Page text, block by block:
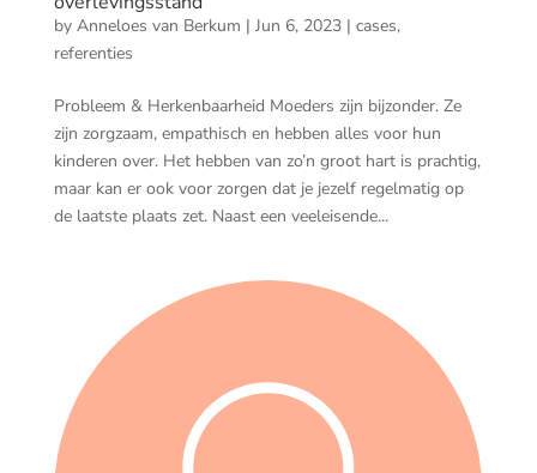
by Anneloes van Berkum | Jun 6, 2023| cases,
referenties
Probleem & Herkenbaarheid Moeders zijn bijzonder. Ze
zijn zorgzaam, empathisch en hebben alles voor hun
kinderen over. Het hebben van zo’n groot hart is prachtig,
maar kan er ook voor zorgen dat je jezelf regelmatig op
de laatste plaats zet. Naast een veeleisende...